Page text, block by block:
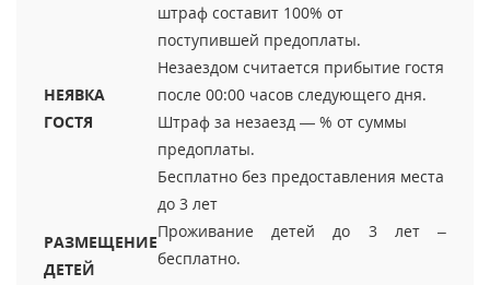
штраф составит 100% от
поступившей предоплаты.
НЕЯВКА
ГОСТЯ
Незаездом считается прибытие гостя
после 00:00 часов следующего дня.
Штраф за незаезд — % от суммы
предоплаты.
РАЗМЕЩЕНИЕ
ДЕТЕЙ
Бесплатно без предоставления места
до 3 лет
Проживание детей до 3 лет –
бесплатно.